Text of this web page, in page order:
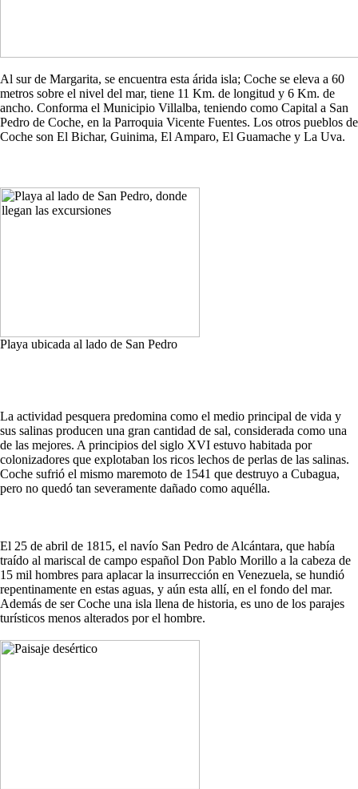
Al sur de Margarita, se encuentra esta árida isla; Coche se eleva a 60
metros sobre el nivel del mar, tiene 11 Km. de longitud y 6 Km. de
ancho. Conforma el Municipio Villalba, teniendo como Capital a San
Pedro de Coche, en la Parroquia Vicente Fuentes. Los otros pueblos de
Coche son El Bichar, Guinima, El Amparo, El Guamache y La Uva.
Playa ubicada al lado de San Pedro
La actividad pesquera predomina como el medio principal de vida y
sus salinas producen una gran cantidad de sal, considerada como una
de las mejores. A principios del siglo XVI estuvo habitada por
colonizadores que explotaban los ricos lechos de perlas de las salinas.
Coche sufrió el mismo maremoto de 1541 que destruyo a Cubagua,
pero no quedó tan severamente dañado como aquélla.
El 25 de abril de 1815, el navío San Pedro de Alcántara, que había
traído al mariscal de campo español Don Pablo Morillo a la cabeza de
15 mil hombres para aplacar la insurrección en Venezuela, se hundió
repentinamente en estas aguas, y aún esta allí, en el fondo del mar.
Además de ser Coche una isla llena de historia, es uno de los parajes
turísticos menos alterados por el hombre.